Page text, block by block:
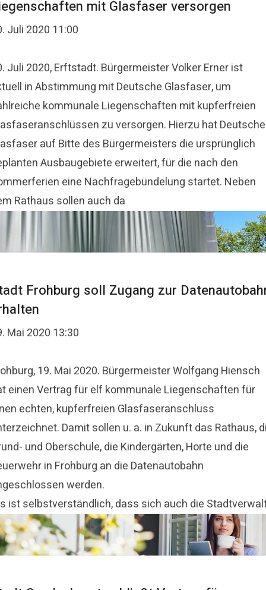
mit Glasfaser versorgen
Juli 2020 11:00
Juli 2020, Erftstadt. Bürgermeister Volker Erner ist
in Abstimmung mit Deutsche Glasfaser, um
kommunale Liegenschaften mit kupferfreien
zu versorgen. Hierzu hat Deutsche
auf Bitte des Bürgermeisters die ursprünglich
Ausbaugebiete erweitert, für die nach den
eine Nachfragebündelung startet. Neben
Rathaus sollen auch da
Frohburg soll Zugang zur
Mai 2020 13:30
19. Mai 2020. Bürgermeister Wolfgang Hiensch
einen Vertrag für elf kommunale Liegenschaften für
echten, kupferfreien Glasfaseranschluss
Damit sollen u. a. in Zukunft das Rathaus,
und Oberschule, die Kindergärten, Horte und die
in Frohburg an die Datenautobahn
werden.
ist selbstverständlich, dass sich auch die